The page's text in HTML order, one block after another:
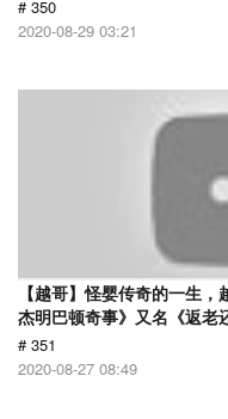
# 350
2020-08-29 03:21
【越哥】怪婴传奇的一生
杰明巴顿奇事》又名《返老
# 351
2020-08-27 08:49